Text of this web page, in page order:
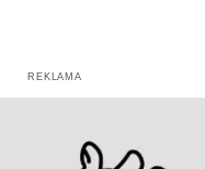
REKLAMA